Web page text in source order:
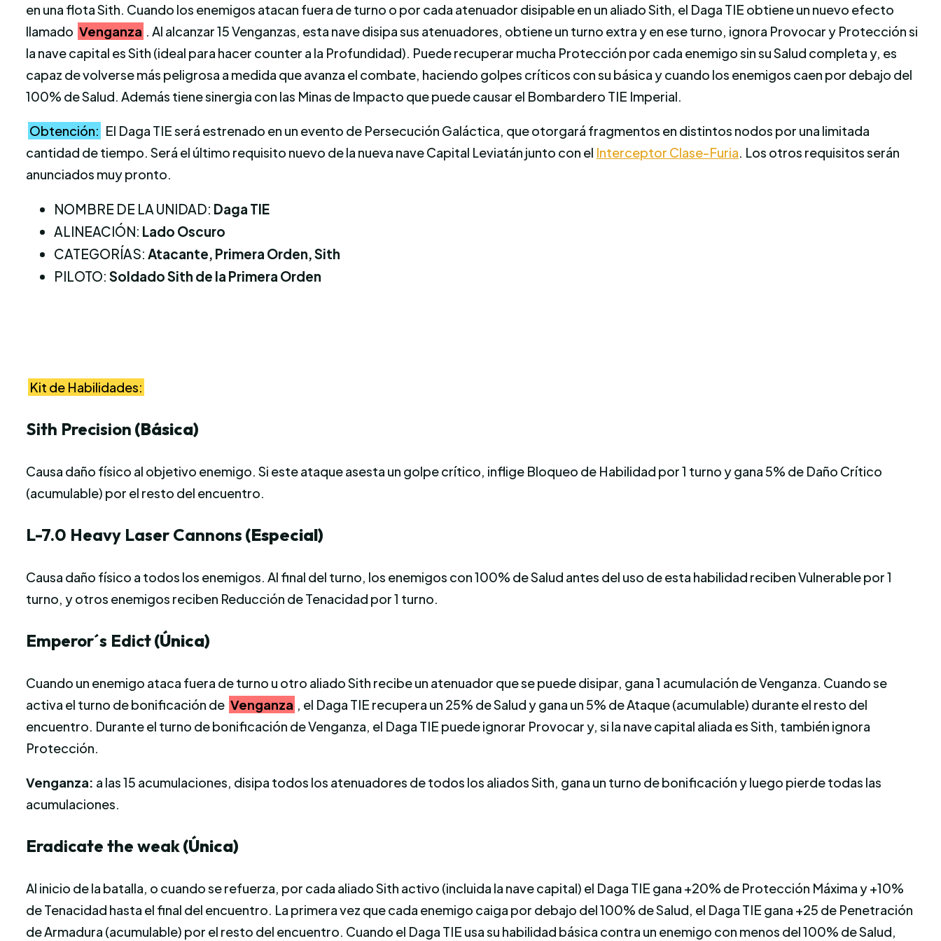
en una flota Sith. Cuando los enemigos atacan fuera de turno o por cada atenuador disipable en un aliado Sith, el Daga TIE obtiene un nuevo efecto
llamado Venganza
. Al alcanzar 15 Venganzas, esta nave disipa sus atenuadores, obtiene un turno extra y en ese turno, ignora Provocar y Protección si
la nave capital es Sith (ideal para hacer counter a la Profundidad). Puede recuperar mucha Protección por cada enemigo sin su Salud completa y, es
capaz de volverse más peligrosa a medida que avanza el combate, haciendo golpes críticos con su básica y cuando los enemigos caen por debajo del
100% de Salud. Además tiene sinergia con las Minas de Impacto que puede causar el Bombardero TIE Imperial.
Obtención: El Daga TIE será estrenado en un evento de Persecución Galáctica, que otorgará fragmentos en distintos nodos por una limitada
cantidad de tiempo. Será el último requisito nuevo de la nueva nave Capital Leviatán junto con el Interceptor Clase-Furia. Los otros requisitos serán
anunciados muy pronto.
NOMBRE DE LA UNIDAD: Daga TIE
ALINEACIÓN: Lado Oscuro
CATEGORÍAS: Atacante, Primera Orden, Sith
PILOTO:Soldado Sith de la Primera Orden
Kit de Habilidades:
Sith Precision (Básica)
Causa daño físico al objetivo enemigo. Si este ataque asesta un golpe crítico, inflige Bloqueo de Habilidad por 1 turno y gana 5% de Daño Crítico
(acumulable) por el resto del encuentro.
L-7.0 Heavy Laser Cannons (Especial)
Causa daño físico a todos los enemigos. Al final del turno, los enemigos con 100% de Salud antes del uso de esta habilidad reciben Vulnerable por 1
turno, y otros enemigos reciben Reducción de Tenacidad por 1 turno.
Emperor´s Edict(Única)
Cuando un enemigo ataca fuera de turno u otro aliado Sith recibe un atenuador que se puede disipar, gana 1 acumulación de Venganza. Cuando se
activa el turno de bonificación de Venganza , el Daga TIE recupera un 25% de Salud y gana un 5% de Ataque (acumulable) durante el resto del
encuentro. Durante el turno de bonificación de Venganza, el Daga TIE puede ignorar Provocar y, si la nave capital aliada es Sith, también ignora
Protección.
Venganza: a las 15 acumulaciones, disipa todos los atenuadores de todos los aliados Sith, gana un turno de bonificación y luego pierde todas las
acumulaciones.
Eradicate the weak(Única)
Al inicio de la batalla, o cuando se refuerza, por cada aliado Sith activo (incluida la nave capital) el Daga TIE gana +20% de Protección Máxima y +10%
de Tenacidad hasta el final del encuentro. La primera vez que cada enemigo caiga por debajo del 100% de Salud, el Daga TIE gana +25 de Penetración
de Armadura (acumulable) por el resto del encuentro. Cuando el Daga TIE usa su habilidad básica contra un enemigo con menos del 100% de Salud,